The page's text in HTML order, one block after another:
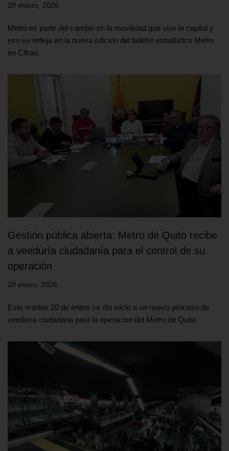
20 marzo, 2026
Metro es parte del cambio en la movilidad que vive la capital y
eso se refleja en la nueva edición del boletín estadístico Metro
en Cifras.
Gestión pública abierta: Metro de Quito recibe
a veeduría ciudadanía para el control de su
operación
20 enero, 2026
Este martes 20 de enero se dió inicio a un nuevo proceso de
veeduría ciudadana para la operacion del Metro de Quito.